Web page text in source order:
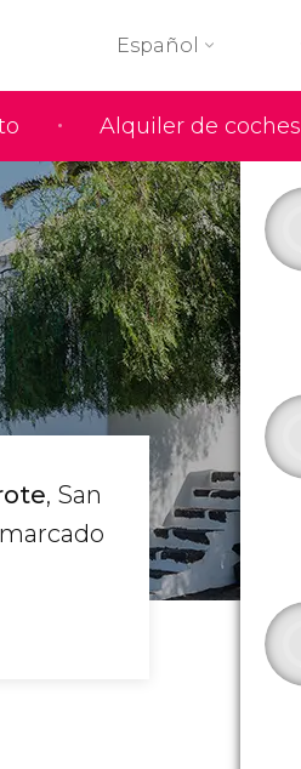
Alquiler de coches
Español
, San